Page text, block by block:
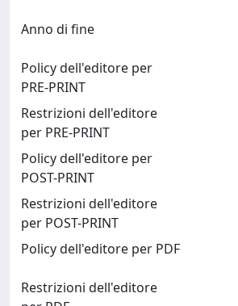
Anno di fine
Policy dell'editore per
PRE-PRINT
Restrizioni dell'editore
per PRE-PRINT
Policy dell'editore per
POST-PRINT
Restrizioni dell'editore
per POST-PRINT
Policy dell'editore per PDF
Restrizioni dell'editore